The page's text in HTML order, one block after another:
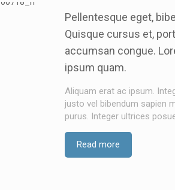
Pellentesque eget,
Quisque cursus et,
accumsan congue.
ipsum quam.
Aliquam erat ac ipsum.
justo vel bibendum sapien
purus. Integer ultrices
Read more